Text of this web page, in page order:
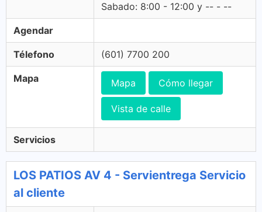
Sabado: 8:00 - 12:00 y -- - --
Agendar
Télefono (601) 7700 200
Mapa Mapa Cómo llegar
Vista de calle
Servicios
LOS PATIOS AV 4 - Servientrega Servicio
al cliente